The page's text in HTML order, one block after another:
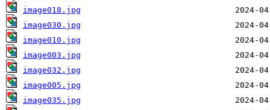
image018.jpg
image030.jpg
image010.jpg
image003.jpg
image032.jpg
image005.jpg
image035.jpg